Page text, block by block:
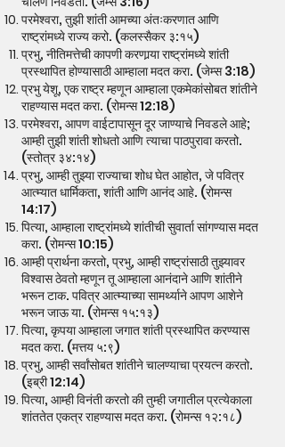
परमेश्वरा, तुझी शांती आमच्या अंतःकरणात आणि
राष्ट्रांमध्ये राज्य करो. (कलस्सैकर ३:१५)
प्रभु, नीतिमत्तेची कापणी करणार्‍या राष्ट्रांमध्ये शांती
प्रस्थापित होण्यासाठी आम्हाला मदत करा. (जेम्स 3:18)
प्रभु येशू, एक राष्ट्र म्हणून आम्हाला एकमेकांसोबत शांतीने
राहण्यास मदत करा. (रोमन्स 12:18)
परमेश्वरा, आपण वाईटापासून दूर जाण्याचे निवडले आहे;
आम्ही तुझी शांती शोधतो आणि त्याचा पाठपुरावा करतो.
(स्तोत्र ३४:१४)
प्रभु, आम्ही तुझ्या राज्याचा शोध घेत आहोत, जे पवित्र
आत्म्यात धार्मिकता, शांती आणि आनंद आहे. (रोमन्स
14:17)
पित्या, आम्हाला राष्ट्रांमध्ये शांतीची सुवार्ता सांगण्यास मदत
करा. (रोमन्स 10:15)
आम्ही प्रार्थना करतो, प्रभु, आम्ही राष्ट्रांसाठी तुझ्यावर
विश्वास ठेवतो म्हणून तू आम्हाला आनंदाने आणि शांतीने
भरून टाक. पवित्र आत्म्याच्या सामर्थ्याने आपण आशेने
भरून जाऊ या. (रोमन्स १५:१३)
पित्या, कृपया आम्हाला जगात शांती प्रस्थापित करण्यास
मदत करा. (मत्तय ५:९)
प्रभु, आम्ही सर्वांसोबत शांतीने चालण्याचा प्रयत्न करतो.
(इब्री 12:14)
पित्या, आम्ही विनंती करतो की तुम्ही जगातील प्रत्येकाला
शांततेत एकत्र राहण्यास मदत करा. (रोमन्स १२:१८)